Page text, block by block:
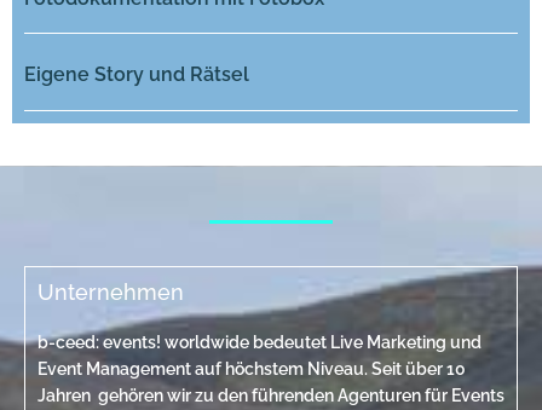
Eigene Story und Rätsel
Unternehmen
b-ceed: events! worldwide bedeutet Live Marketing und
Event Management auf höchstem Niveau. Seit über 10
Jahren gehören wir zu den führenden Agenturen für Events